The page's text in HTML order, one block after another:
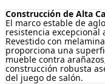
Construcción de Alta
El marco estable de
resistencia excepcional
Revestido con
proporciona una
mueble contra
construcción robusta
del juego de salón.